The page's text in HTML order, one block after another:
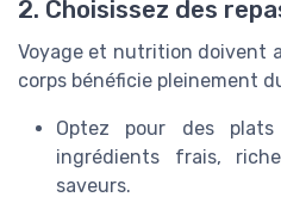
2. Choisissez des
Voyage et nutrition doivent
corps bénéficie pleinement
Optez pour des
ingrédients frais,
saveurs.